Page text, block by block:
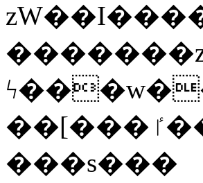
��[���ٵ�����Ͻ���������x�ս��Apq�����޻�V����O�cp����ٝy{����:�k�ןNݯOOCyx6���&���?
���s���